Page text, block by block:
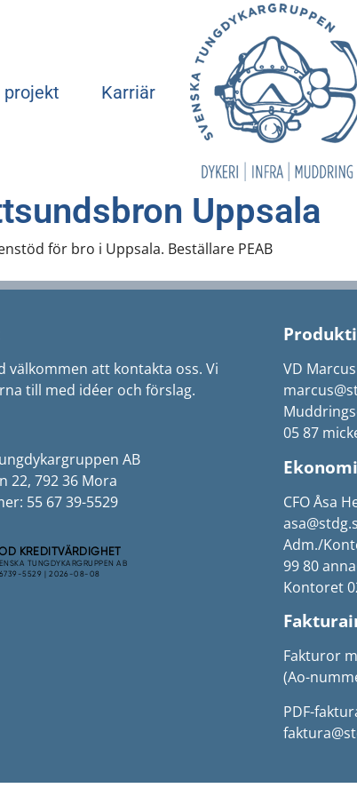
projekt Karriär Start
Uppsala
för bro i Uppsala. Beställare PEAB
välkommen att kontakta oss. Vi
till med idéer och förslag.
AB
22, 792 36 Mora
55 67 39-5529
VD
05 87
CFO Åsa
Adm./
99 80
Kontoret
Fakturor
(Ao-
PDF-